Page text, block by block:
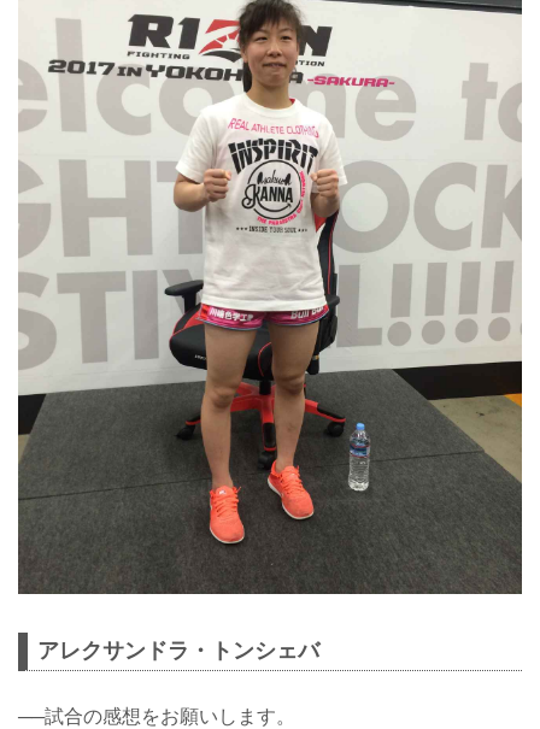
アレクサンドラ・トンシェバ
──試合の感想をお願いします。